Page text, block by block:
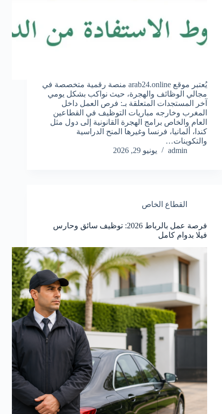
يُعتبر موقع arab24.online منصة رقمية متخصصة في
مجالي الوظائف والهجرة، حيث نواكب بشكل يومي
آخر المستجدات المتعلقة بـ: فرص العمل داخل
المغرب وخارجه مباريات التوظيف في القطاعين
العام والخاص برامج الهجرة القانونية إلى دول مثل
كندا، ألمانيا، فرنسا وغيرها المنح الدراسية
والتكوينات…
admin
يونيو 29, 2026
القطاع الخاص
فرصة عمل بالرباط 2026: توظيف سائق وحارس
فيلا بدوام كامل